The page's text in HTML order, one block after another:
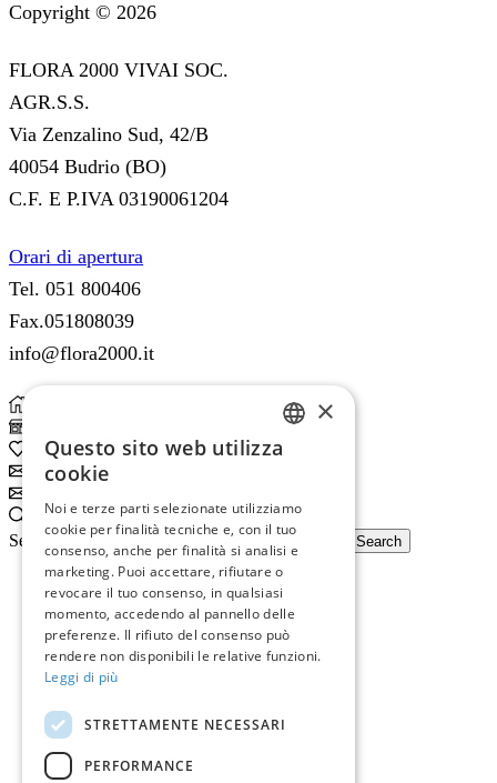
Copyright © 2026
FLORA 2000 VIVAI SOC.
AGR.S.S.
Via Zenzalino Sud, 42/B
40054 Budrio (BO)
C.F. E P.IVA 03190061204
Orari di apertura
Tel. 051 800406
Fax.051808039
info@flora2000.it
Wishlist
Subscribe
Search
Search input
Search
×
Questo sito web utilizza
cookie
Noi e terze parti selezionate utilizziamo
cookie per finalità tecniche e, con il tuo
consenso, anche per finalità si analisi e
marketing. Puoi accettare, rifiutare o
revocare il tuo consenso, in qualsiasi
momento, accedendo al pannello delle
preferenze. Il rifiuto del consenso può
rendere non disponibili le relative funzioni.
Leggi di più
STRETTAMENTE NECESSARI
PERFORMANCE